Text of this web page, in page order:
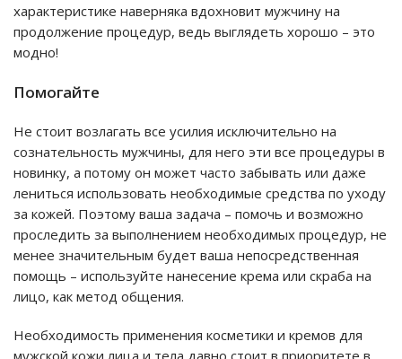
характеристике наверняка вдохновит мужчину на
продолжение процедур, ведь выглядеть хорошо – это
модно!
Помогайте
Не стоит возлагать все усилия исключительно на
сознательность мужчины, для него эти все процедуры в
новинку, а потому он может часто забывать или даже
лениться использовать необходимые средства по уходу
за кожей. Поэтому ваша задача – помочь и возможно
проследить за выполнением необходимых процедур, не
менее значительным будет ваша непосредственная
помощь – используйте нанесение крема или скраба на
лицо, как метод общения.
Необходимость применения косметики и кремов для
мужской кожи лица и тела давно стоит в приоритете в